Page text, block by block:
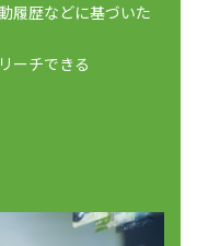
履歴などに基づいた
ーチできる